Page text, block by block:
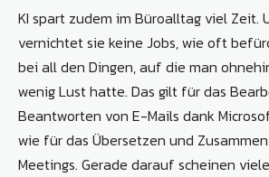
KI spart zudem im Büroalltag viel Zeit.
vernichtet sie keine Jobs, wie oft
bei all den Dingen, auf die man
wenig Lust hatte. Das gilt für das
Beantworten von E-Mails dank
wie für das Übersetzen und
Meetings. Gerade darauf scheinen